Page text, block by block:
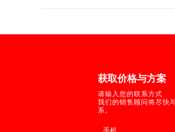
获取价格与方案
请输入您的联系方式
我们的销售顾问将尽快
系。